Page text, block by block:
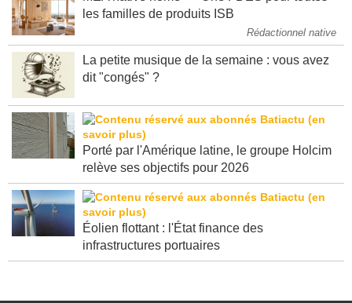
MEA native home >> Une FDES pour toutes
Rédactionnel native
La petite musique de la semaine : vous avez
Porté par l'Amérique latine, le groupe Holcim
Éolien flottant : l'État finance des